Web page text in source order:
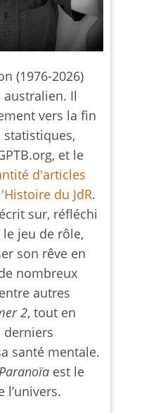
(1976-2026)
Il
vers la fin
statistiques,
et le
d'articles
du JdR.
sur, réfléchi
jeu de rôle,
son rêve en
nombreux
autres
2, tout en
derniers
santé mentale.
est le
l’univers.